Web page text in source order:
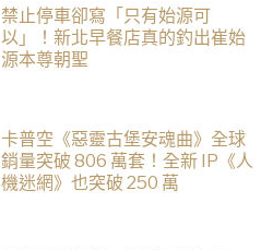
禁止停車卻寫「只有始源可
以」！新北早餐店真的釣出崔始
源本尊朝聖
卡普空《惡靈古堡安魂曲》全球
銷量突破 806 萬套！全新 IP《人
機迷網》也突破 250 萬